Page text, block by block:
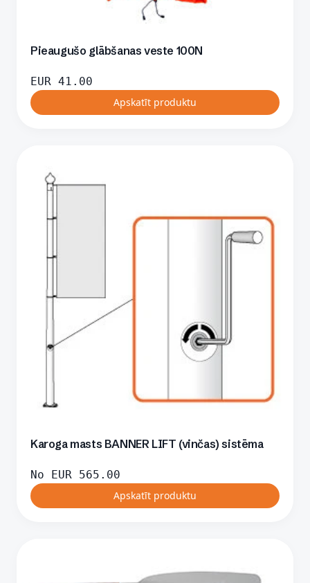
Pieaugušo glābšanas veste 100N
EUR 41.00
Apskatīt produktu
Karoga masts BANNER LIFT (vinčas) sistēma
No EUR 565.00
Apskatīt produktu